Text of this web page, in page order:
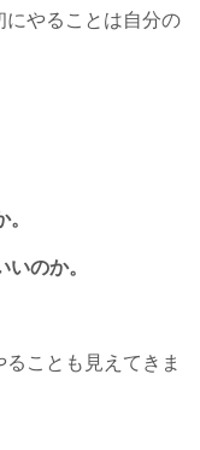
にやることは自分の
のか。
ことも見えてきま